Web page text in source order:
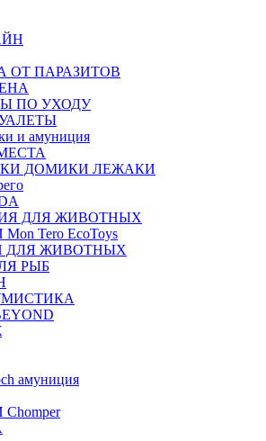
ОТ ПАРАЗИТОВ
ПО УХОДУ
и амуниция
ДОМИКИ ЛЕЖАКИ
ДЛЯ ЖИВОТНЫХ
Tero EcoToys
ДЛЯ ЖИВОТНЫХ
РЫБ
амуниция